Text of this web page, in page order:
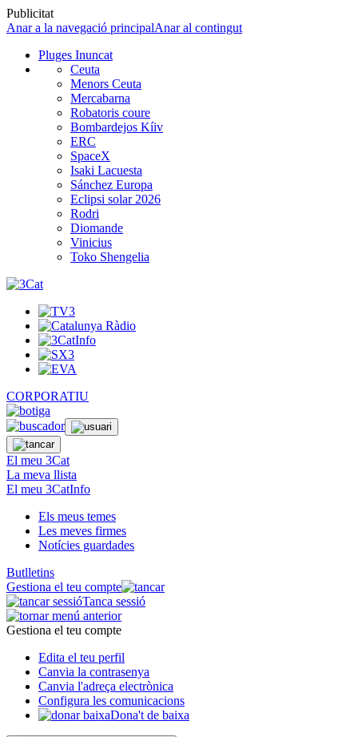
Publicitat
Anar a la navegació principalAnar al contingut
Pluges Inuncat
Ceuta
Menors Ceuta
Mercabarna
Robatoris coure
Bombardejos Kíiv
ERC
SpaceX
Isaki Lacuesta
Sánchez Europa
Eclipsi solar 2026
Rodri
Diomande
Vinicius
Toko Shengelia
CORPORATIU
El meu 3Cat
La meva llista
El meu 3CatInfo
Els meus temes
Les meves firmes
Notícies guardades
Butlletins
Gestiona el teu compte
Tanca sessió
Gestiona el teu compte
Edita el teu perfil
Canvia la contrasenya
Canvia l'adreça electrònica
Configura les comunicacions
Dona't de baixa